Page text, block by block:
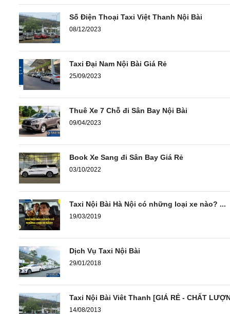
Số Điện Thoại Taxi Việt Thanh Nội Bài
08/12/2023
Taxi Đại Nam Nội Bài Giá Rẻ
25/09/2023
Thuê Xe 7 Chỗ đi Sân Bay Nội Bài
09/04/2023
Book Xe Sang đi Sân Bay Giá Rẻ
03/10/2022
Taxi Nội Bài Hà Nội có những loại xe nào? ...
19/03/2019
Dịch Vụ Taxi Nội Bài
29/01/2018
Taxi Nội Bài Viêt Thanh [GIÁ RẺ - CHẤT
14/08/2013